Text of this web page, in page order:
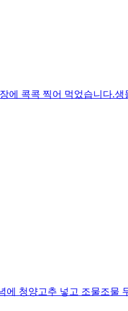
에 콕콕 찍어 먹었습니다.
청양고추 넣고 조물조